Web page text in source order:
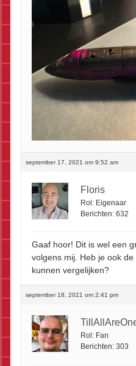
september 17, 2021 om 9:52 am
Floris
Rol: Eigenaar
Berichten: 632
Gaaf hoor! Dit is wel een
volgens mij. Heb je ook
kunnen vergelijken?
september 18, 2021 om 2:41 pm
Rol: Fan
Berichten: 303